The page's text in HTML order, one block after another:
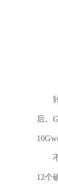
后。
12个